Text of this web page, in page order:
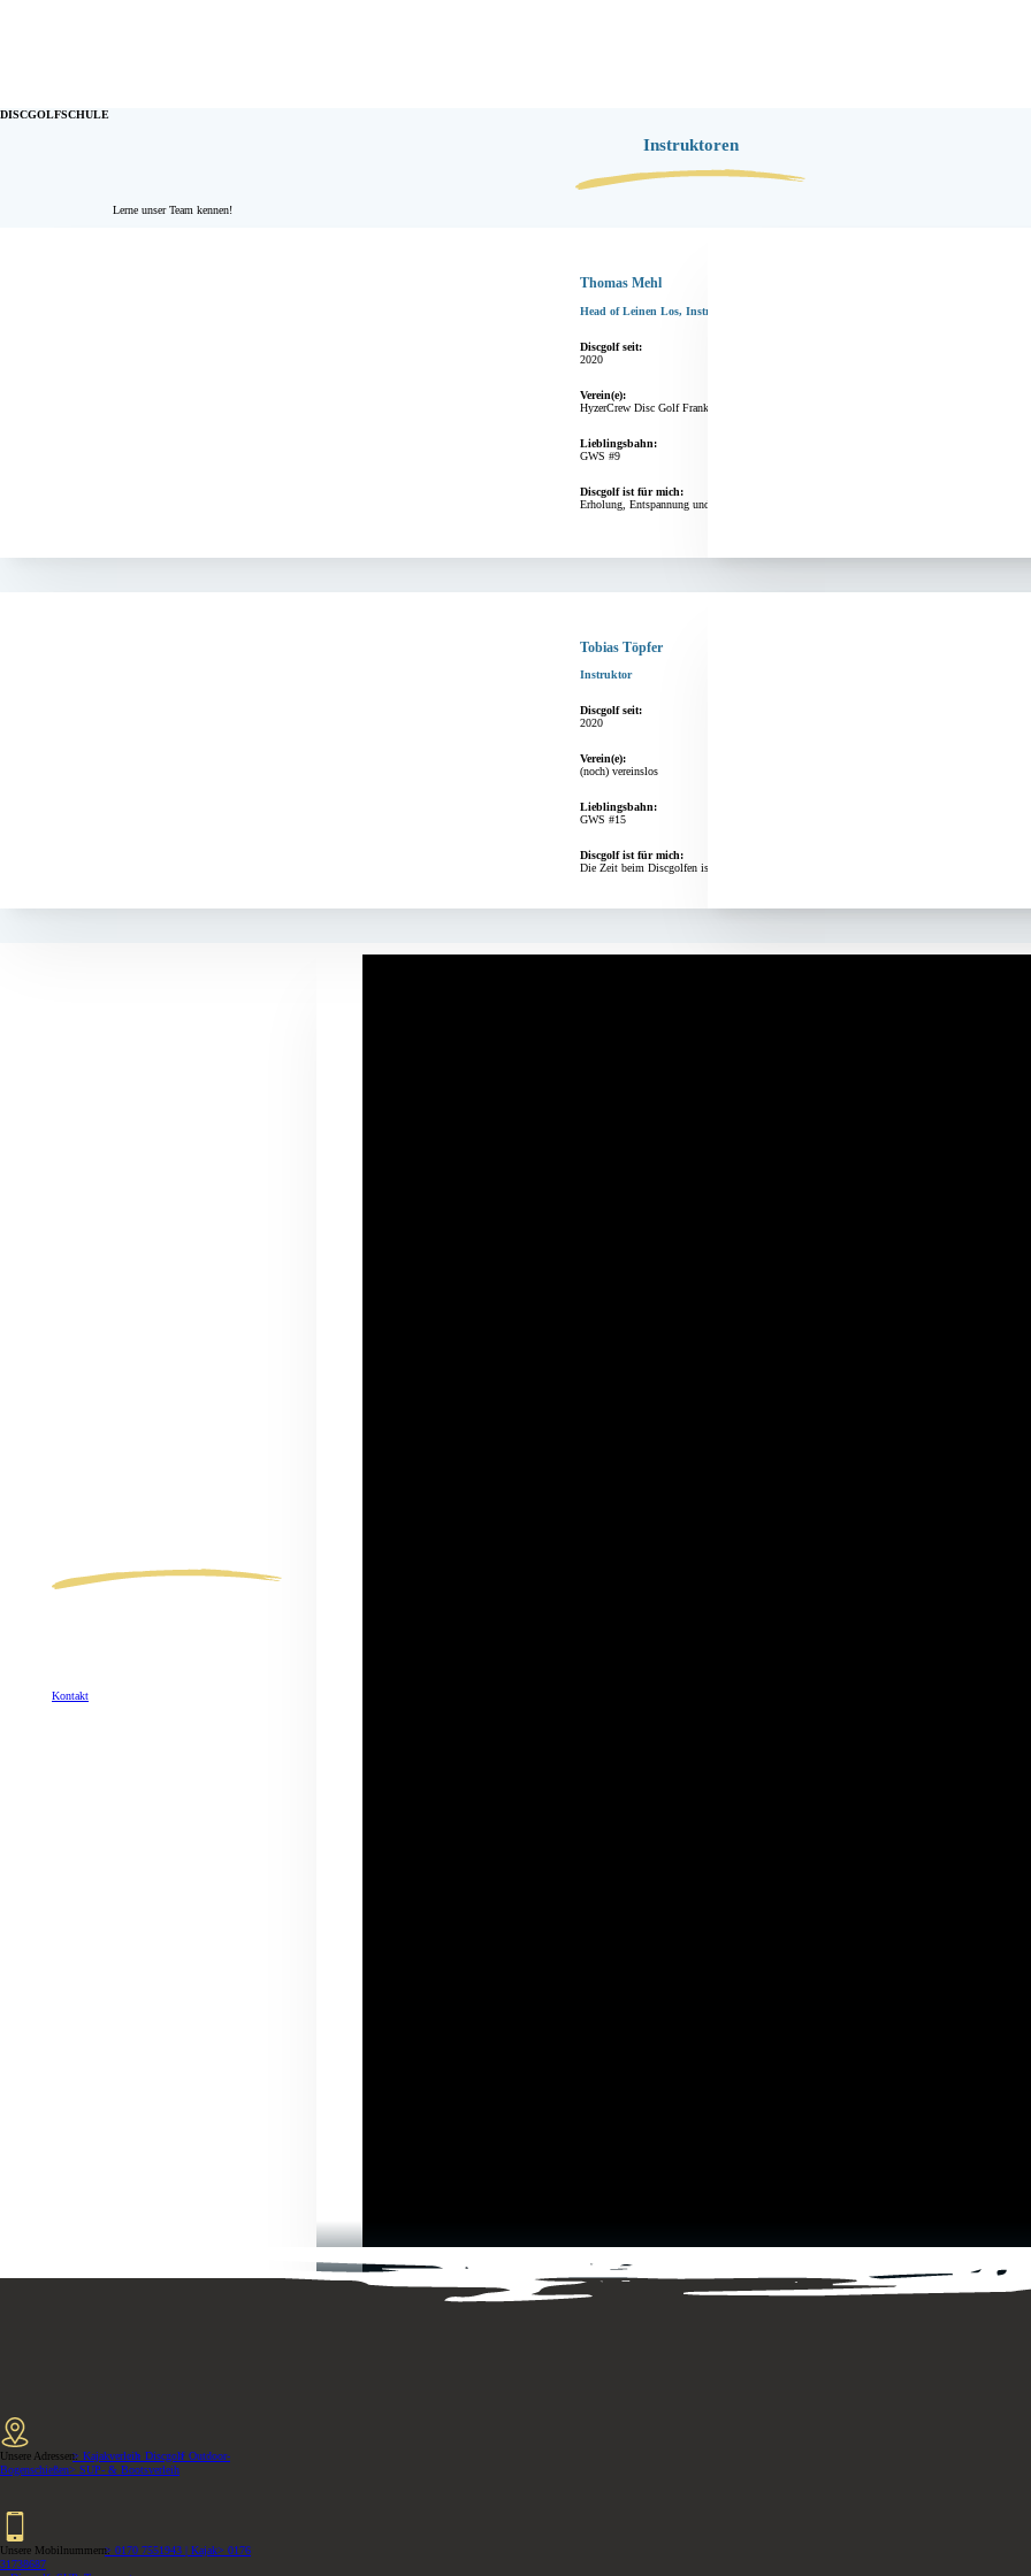
DISCGOLFSCHULE
Instruktoren
Lerne unser Team kennen!
Thomas Mehl
Head of Leinen Los, Instruktor
Discgolf seit:
2020
Verein(e):
HyzerCrew Disc Golf Franken e.V.
Lieblingsbahn:
GWS #9
Discgolf ist für mich:
Erholung, Entspannung und gleichzeitig die Natur genießen. Der Sport ist ideal für mich um mit
Tobias Töpfer
Instruktor
Discgolf seit:
2020
Verein(e):
(noch) vereinslos
Lieblingsbahn:
GWS #15
Discgolf ist für mich:
Die Zeit beim Discgolfen ist für mich eine gute Zeit um Freunde zu treffen und auf ein gutes
Kontakt
Unsere Adressen:> Kajakverleih> Discgolf> Outdoor-
Bogenschießen> SUP- & Bootsverleih
Unsere Mobilnummern:> 0170 7551943 | Kajak> 0176
31738687